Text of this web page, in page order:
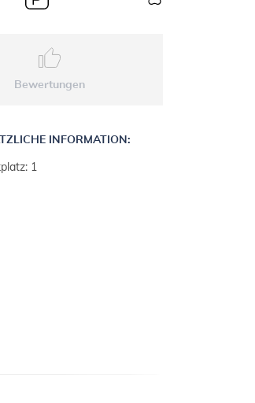
Bewertungen
INFORMATION:
1